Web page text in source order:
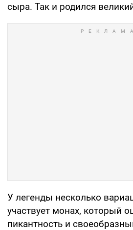
сыра. Так и родился
У легенды несколько
участвует монах, который
пикантность и